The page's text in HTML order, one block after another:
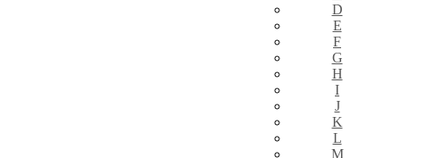
D
E
F
G
H
I
J
K
L
M